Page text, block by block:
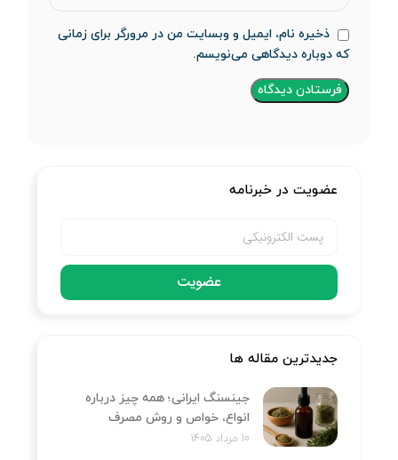
ذخیره نام، ایمیل و وبسایت من در مرورگر برای زمانی
که دوباره دیدگاهی می‌نویسم.
عضویت در خبرنامه
عضویت
جدیدترین مقاله ها
جینسنگ ایرانی؛ همه چیز درباره
انواع، خواص و روش مصرف
10 مرداد 1405